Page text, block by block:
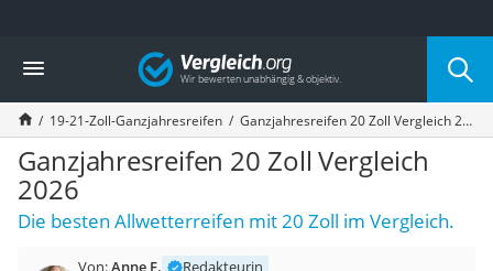
Die beliebtesten Vergleiche nach Kategorie
Auto & Motor
Fahrradträger-Anhängerkupplung (4 Fahrräder)
Fahrradträger
Fahrradträger (Anhängerkupplung)
Fahrradträger 3 Fahrräder
Benzinkanister (20 l)
Dashcam
Vergleich
19-21-Zoll-Ganzjahresreifen Ganzjahresreifen 20 Zoll Vergleich 2026
Ganzjahresreifen 20 Zoll Vergleich
2026
Die besten Allwetterreifen mit 20 Zoll im Vergleich.
Von:Anne F.
Redakteurin